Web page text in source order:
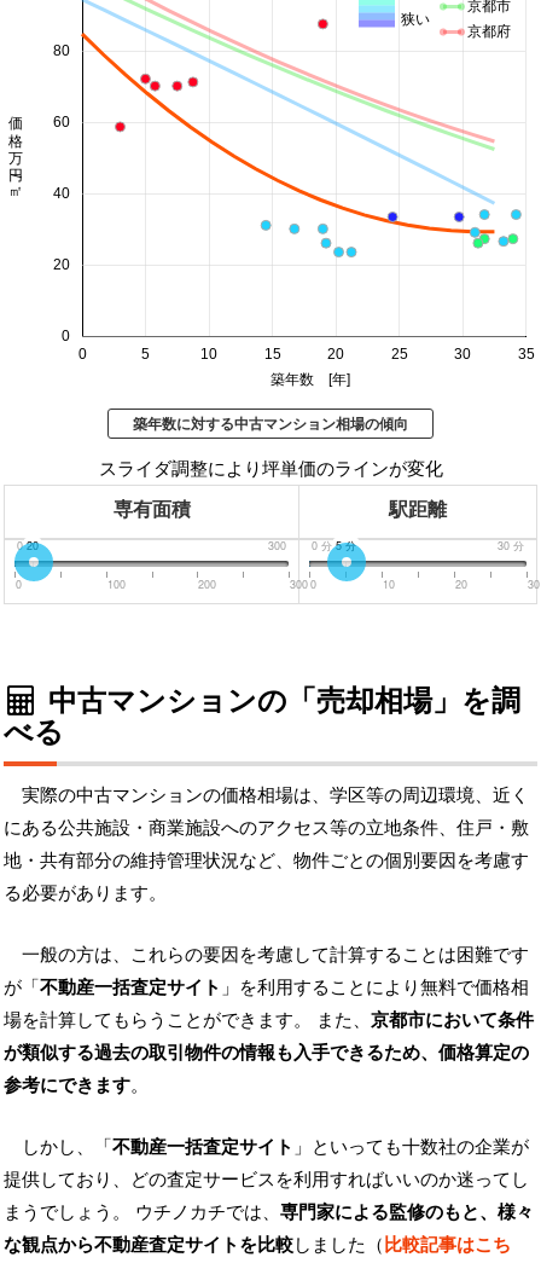
0 5 10 15 20 25 30 35
0
20
40
60
80
築年数 [年]
価格 万円/㎡
京都市
京都府
狭い
築年数に対する中古マンション相場の傾向
スライダ調整により坪単価のラインが変化
専有面積 駅距離
0 300
20
0 100 200 300
0 分 30 分
5分
0 10 20 30
中古マンションの「売却相場」を調
べる
実際の中古マンションの価格相場は、学区等の周辺環境、近く
にある公共施設・商業施設へのアクセス等の立地条件、住戸・敷
地・共有部分の維持管理状況など、物件ごとの個別要因を考慮す
る必要があります。
一般の方は、これらの要因を考慮して計算することは困難です
が「不動産一括査定サイト 」を利用することにより無料で価格相
場を計算してもらうことができます。 また、 京都市において条件
が類似する過去の取引物件の情報も入手できるため、価格算定の
参考にできます。
しかし、「不動産一括査定サイト 」といっても十数社の企業が
提供しており、どの査定サービスを利用すればいいのか迷ってし
まうでしょう。 ウチノカチでは、 専門家による監修のもと、様々
な観点から不動産査定サイトを比較しました（比較記事はこち